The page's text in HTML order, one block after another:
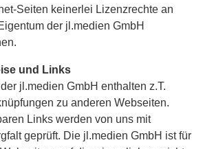
Seiten keinerlei Lizenzrechte an
der jl.medien GmbH
und Links
jl.medien GmbH enthalten z.T.
zu anderen Webseiten.
Links werden von uns mit
geprüft. Die jl.medien GmbH ist für